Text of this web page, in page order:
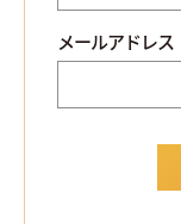
メールアドレス